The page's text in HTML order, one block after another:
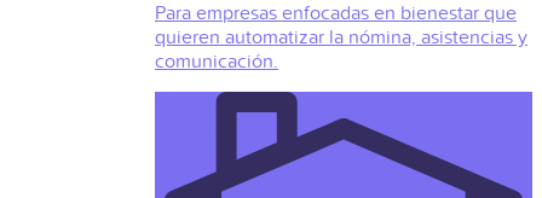
Para empresas enfocadas en bienestar que
quieren automatizar la nómina, asistencias y
comunicación.